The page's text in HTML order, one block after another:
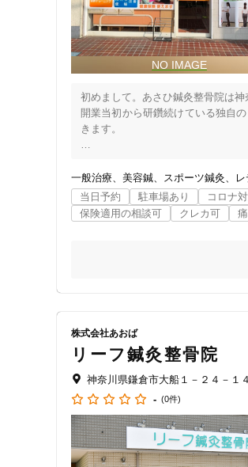
初めまして。あさひ鍼灸整骨院は
開業当初から研鑽続けている独自
きます。
一般治療
美容鍼 スポーツ鍼灸
当日予約
駐車場あり コロナ
保険適用の相談可
クレカ可
株式会社あおば
リーフ鍼灸整骨院
神奈川県鎌倉市大船１－２４－１４
- (0件)